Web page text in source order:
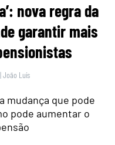
nova regra da
garantir mais
|João Luís
mudança que pode
pode aumentar o